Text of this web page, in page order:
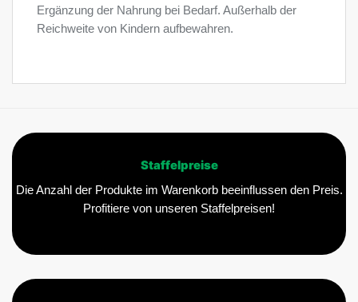
Ergänzung der Nahrung bei Bedarf. Außerhalb der
Reichweite von Kindern aufbewahren.
Staffelpreise
Die Anzahl der Produkte im Warenkorb beeinflussen den Preis.
Profitiere von unseren Staffelpreisen!